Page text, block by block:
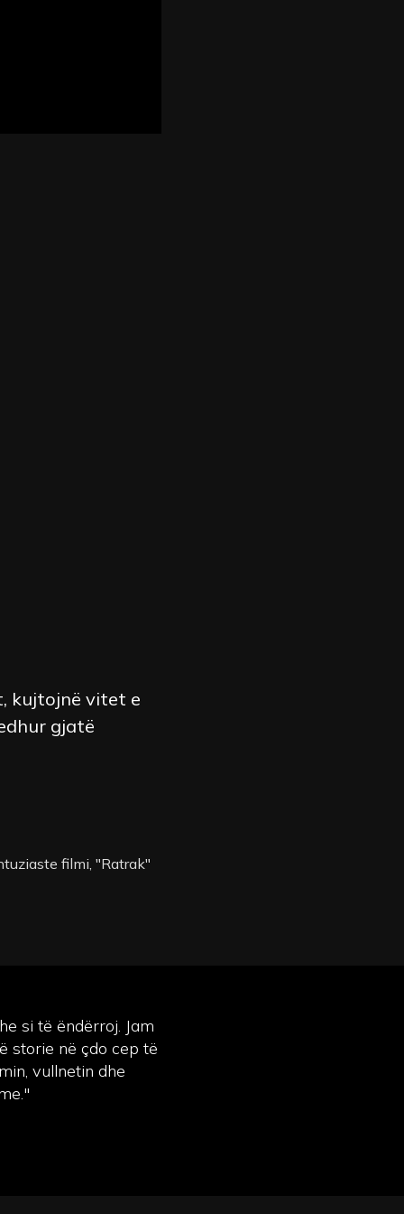
kujtojnë vitet e
gjatë
filmi, "Ratrak"
si të ëndërroj. Jam
storie në çdo cep të
vullnetin dhe